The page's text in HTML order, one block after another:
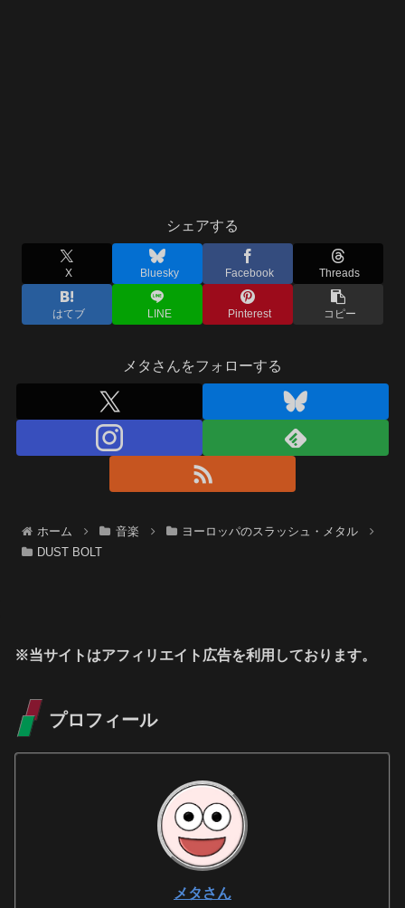
シェアする
X Bluesky Facebook Threads
はてブ LINE Pinterest コピー
メタさんをフォローする
ホーム 音楽
ヨーロッパのスラッシュ・メタル
DUST BOLT
※当サイトはアフィリエイト広告を利用しております。
プロフィール
メタさん